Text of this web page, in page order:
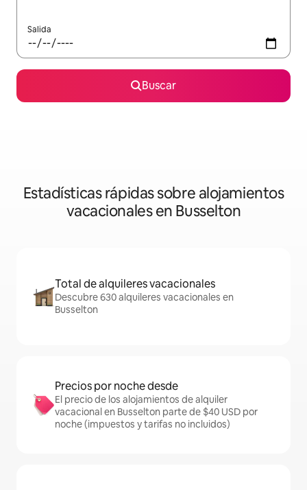
Salida
Buscar
Estadísticas rápidas sobre alojamientos
vacacionales en Busselton
Total de alquileres vacacionales
Descubre 630 alquileres vacacionales en
Busselton
Precios por noche desde
El precio de los alojamientos de alquiler
vacacional en Busselton parte de $40 USD por
noche (impuestos y tarifas no incluidos)